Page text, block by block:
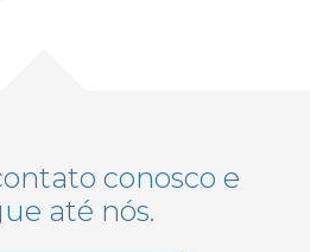
conosco e
até nós.